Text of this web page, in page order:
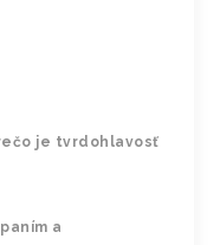
je tvrdohlavosť
a